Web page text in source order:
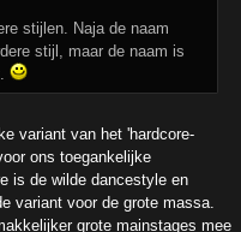
stijlen. Naja de naam
stijl, maar de naam is
variant van het 'hardcore-
ons toegankelijke
is de wilde dancestyle en
variant voor de grote massa.
grote mainstages mee